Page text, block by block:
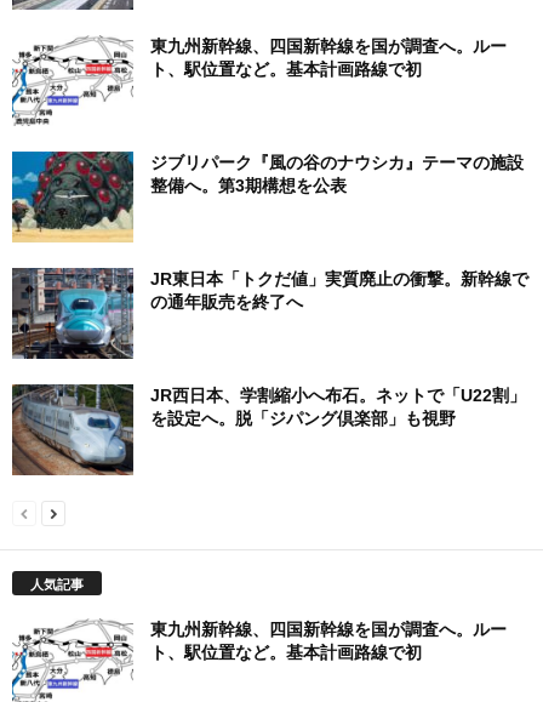
東九州新幹線、四国新幹線を国が調査へ。ルー
ト、駅位置など。基本計画路線で初
ジブリパーク『風の谷のナウシカ』テーマの施設
整備へ。第3期構想を公表
JR東日本「トクだ値」実質廃止の衝撃。新幹線で
の通年販売を終了へ
JR西日本、学割縮小へ布石。ネットで「U22割」
を設定へ。脱「ジパング倶楽部」も視野
人気記事
東九州新幹線、四国新幹線を国が調査へ。ルー
ト、駅位置など。基本計画路線で初